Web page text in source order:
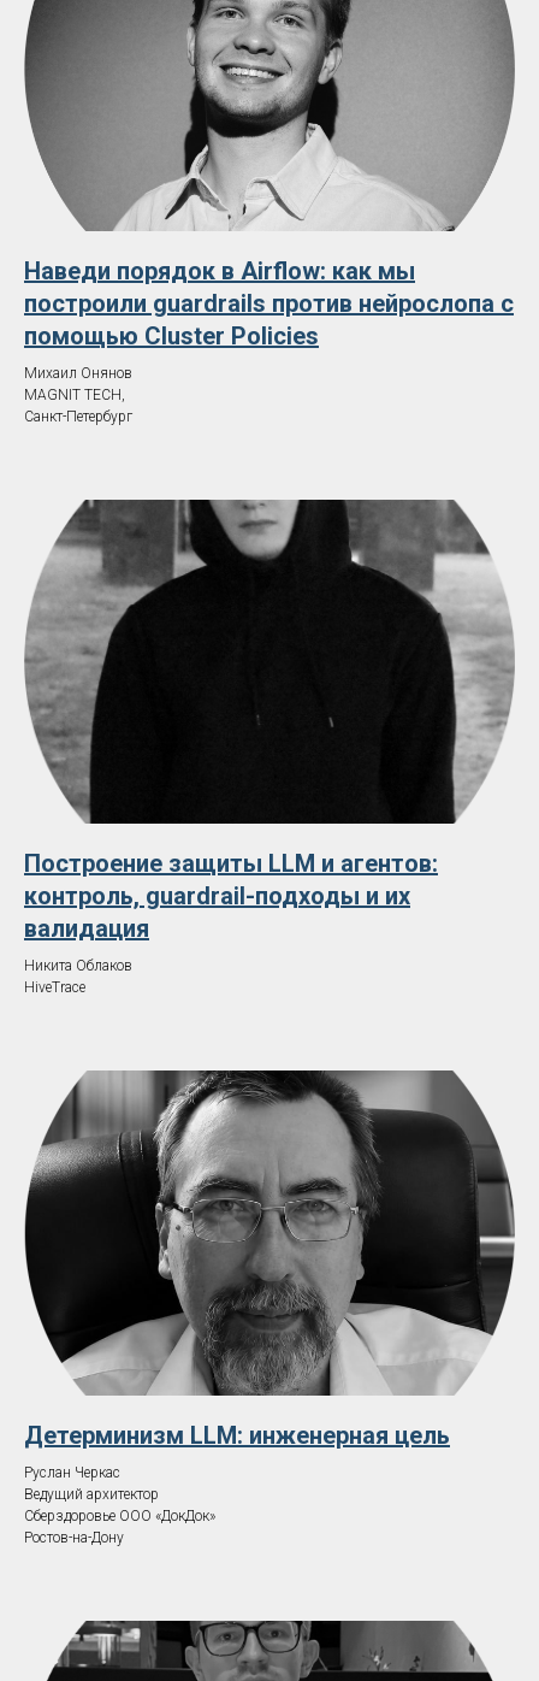
Наведи порядок в Airflow: как мы
построили guardrails против нейрослопа с
помощью Cluster Policies
Михаил Онянов
MAGNIT TECH,
Санкт-Петербург
Построение защиты LLM и агентов:
контроль, guardrail-подходы и их
валидация
Никита Облаков
HiveTrace
Детерминизм LLM: инженерная цель
Руслан Черкас
Ведущий архитектор
Сберздоровье ООО «ДокДок»
Ростов-на-Дону
В стоимость входит:
30 000₽
🎤 Все доклады
🎥 Видеозаписи выступлений
☕ Кофе-брейки и обеды
💬 Общение со спикерами
🤝 Нетворкинг весь день
Билет на PyCon
в течение 30 дней после конференции*
*при оплате от юрлица по
предварительному согласованию
24–25 июля 2026 Москва
Запросить
счёт
за участника
34 000 ₽▲